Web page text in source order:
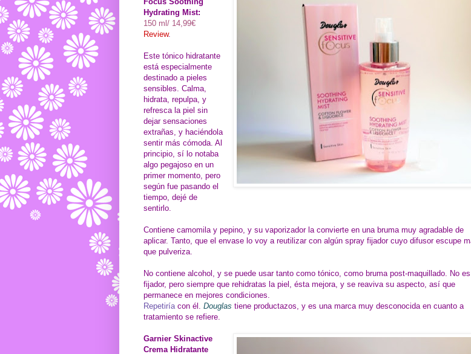
Hydrating Mist:
150 ml/ 14,99€
Review.
Este tónico hidratante
está especialmente
destinado a pieles
sensibles. Calma,
hidrata, repulpa, y
refresca la piel sin
dejar sensaciones
extrañas, y haciéndola
sentir más cómoda. Al
principio, sí lo notaba
algo pegajoso en un
primer momento, pero
según fue pasando el
tiempo, dejé de
sentirlo.
Contiene camomila y pepino, y su vaporizador la convierte en una bruma muy agradable de
aplicar. Tanto, que el envase lo voy a reutilizar con algún spray fijador cuyo difusor escupe
que pulveriza.
No contiene alcohol, y se puede usar tanto como tónico, como bruma post-maquillado. No
fijador, pero siempre que rehidratas la piel, ésta mejora, y se reaviva su aspecto, así que
permanece en mejores condiciones.
Repetiría con él. Douglas tiene productazos, y es una marca muy desconocida en cuanto a
tratamiento se refiere.
Garnier Skinactive
Crema Hidratante